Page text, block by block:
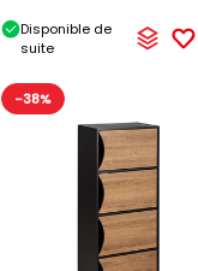
Disponible de
suite
-38%